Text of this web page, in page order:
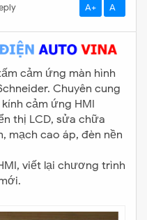
A+ A-
cảm ứng màn hình
Chuyên cung
cảm ứng HMI
thị LCD, sửa chữa
mạch cao áp, đèn nền
viết lại chương trình